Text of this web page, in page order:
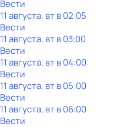
Вести
11 августа, вт в 02:05
Вести
11 августа, вт в 03:00
Вести
11 августа, вт в 04:00
Вести
11 августа, вт в 05:00
Вести
11 августа, вт в 06:00
Вести